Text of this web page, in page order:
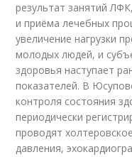
результат занятий
и приёма лечебных
увеличение нагрузки
молодых людей, и
здоровья наступает
показателей. В
контроля состояния
периодически
проводят
давления,